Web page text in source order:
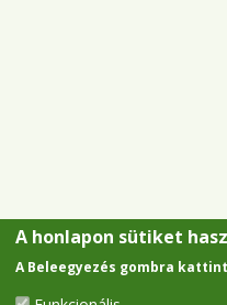
A honlapon sütiket
A Beleegyezés gombra